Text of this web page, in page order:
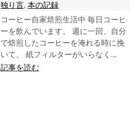
独り言, 本の記録
コーヒー自家焙煎生活中 毎日コーヒ
ーを飲んでいます。 週に一回、自分
で焙煎したコーヒーを淹れる時に挽
いて、 紙フィルターがいらなく...
記事を読む